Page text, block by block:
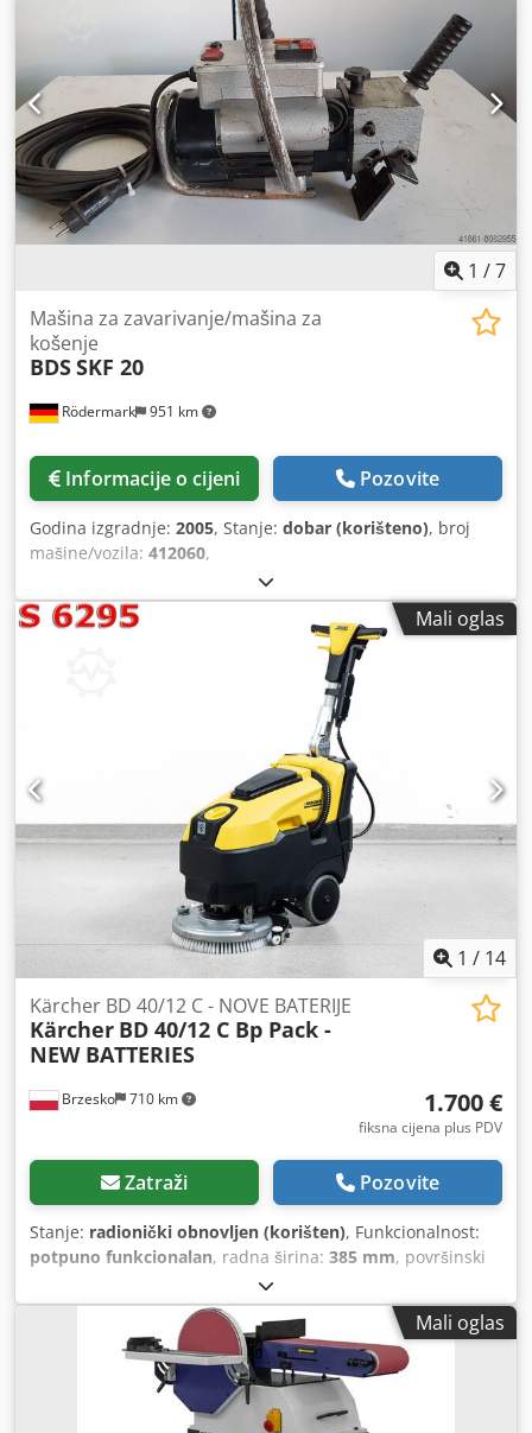
1 /7
Rödermark 951 km
Mašina za zavarivanje/mašina za
košenje
BDSSKF 20
Informacije o cijeni Pozovite
Godina izgradnje: 2005, Stanje: dobar (korišteno), broj
mašine/vozila: 412060,
Mali oglas
1 / 14
Brzesko 710 km
Kärcher BD 40/12 C - NOVE BATERIJE
Kärcher BD 40/12 C Bp Pack -
NEW BATTERIES
1.700 €
fiksna cijena plus PDV
Zatraži Pozovite
Stanje: radionički obnovljen (korišten), Funkcionalnost:
potpuno funkcionalan, radna širina: 385 mm, površinski
, kapacitet spremnika za vodu:
operativna masa:40 kg,
Mali oglas